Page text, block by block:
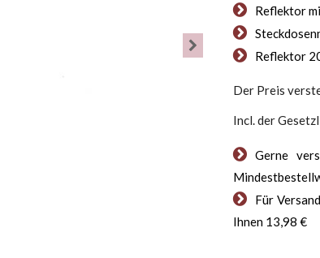
Reflektor
Reflektor
Der Preis
Incl. der
Gerne
Für
Ihnen 13,98 €